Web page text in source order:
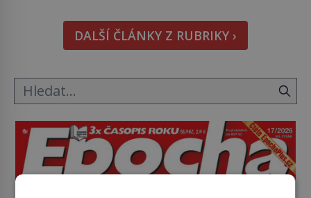
nějakém žít. Mezi ty nejslavnější patří i římské
ghetto založené v roce 1555. Pokud jde o vztah
k Židům, nemá se Řím čím chlubit. […]
DALŠÍ ČLÁNKY Z RUBRIKY ›